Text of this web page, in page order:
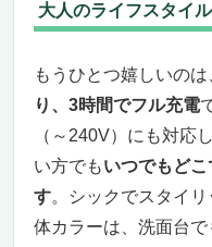
大人のライフスタイ
もうひとつ嬉しいのは
り、3時間でフル充電
（～240V）にも対応
い方でもいつでもど
す。シックでスタイ
体カラーは、洗面台で